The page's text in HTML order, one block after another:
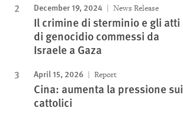
December 19, 2024 News Release
Il crimine di sterminio e gli atti
di genocidio commessi da
Israele a Gaza
April 15, 2026 Report
Cina: aumenta la pressione sui
cattolici